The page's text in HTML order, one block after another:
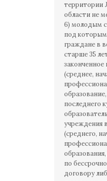
территории
области не
6) молодым
под
граждане в
старше 35
(среднее,
последнего
учреждения
(среднего,
по
договору